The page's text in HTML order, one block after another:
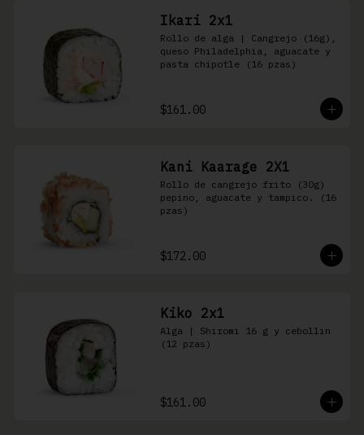
Ikari 2x1
Rollo de alga | Cangrejo (16g),
queso Philadelphia, aguacate y
pasta chipotle (16 pzas)
$161.00
Kani Kaarage 2X1
Rollo de cangrejo frito (30g)
pepino, aguacate y tampico. (16
pzas)
$172.00
Kiko 2x1
Alga | Shiromi 16 g y cebollin
(12 pzas)
$161.00